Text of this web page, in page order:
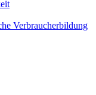
Verbraucherbildung